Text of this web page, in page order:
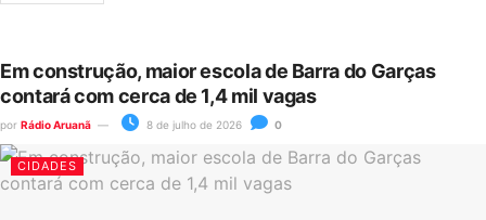
Em construção, maior escola de Barra do Garças
contará com cerca de 1,4 mil vagas
por Rádio Aruanã 8 de julho de 2026 0
CIDADES